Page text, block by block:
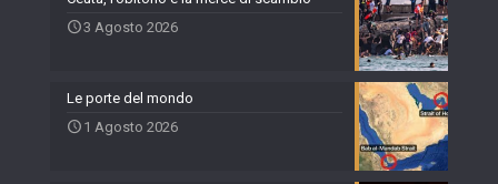
3 Agosto 2026
Le porte del mondo
1 Agosto 2026